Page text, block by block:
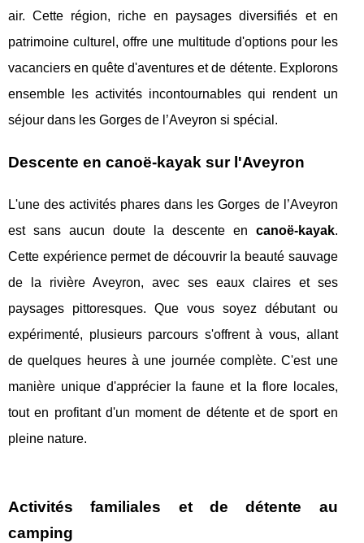
air. Cette région, riche en paysages diversifiés et en
patrimoine culturel, offre une multitude d'options pour les
vacanciers en quête d'aventures et de détente. Explorons
ensemble les activités incontournables qui rendent un
séjour dans les Gorges de l’Aveyron si spécial.
Descente en canoë-kayak sur l'Aveyron
L'une des activités phares dans les Gorges de l’Aveyron
est sans aucun doute la descente en canoë-kayak.
Cette expérience permet de découvrir la beauté sauvage
de la rivière Aveyron, avec ses eaux claires et ses
paysages pittoresques. Que vous soyez débutant ou
expérimenté, plusieurs parcours s'offrent à vous, allant
de quelques heures à une journée complète. C'est une
manière unique d'apprécier la faune et la flore locales,
tout en profitant d'un moment de détente et de sport en
pleine nature.
Activités familiales et de détente au
camping